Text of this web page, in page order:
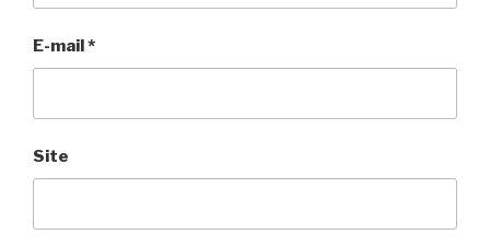
E-mail*
Site